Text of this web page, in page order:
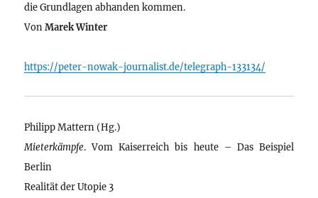
die Grundlagen abhanden kommen.
VonMarek Winter
https://peter-nowak-journalist.de/telegraph-133134/
Philipp Mattern (Hg.)
Mieterkämpfe. Vom Kaiserreich bis heute – Das Beispiel
Berlin
Realität der Utopie 3